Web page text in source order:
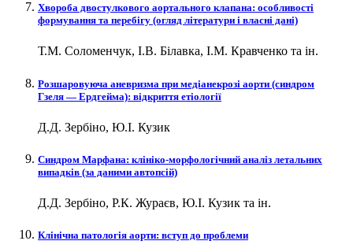
Хвороба двостулкового аортального клапана: особливості
формування та перебігу (огляд літератури і власні дані)
Т.М. Соломенчук, І.В. Білавка, І.М. Кравченко та ін.
Розшаровуюча аневризма при медіанекрозі аорти (синдром
Гзеля — Ердгейма): відкриття етіології
Д.Д. Зербіно, Ю.І. Кузик
Синдром Марфана: клініко-морфологічний аналіз летальних
випадків (за даними автопсій)
Д.Д. Зербіно, Р.К. Жураєв, Ю.І. Кузик та ін.
Клінічна патологія аорти: вступ до проблеми